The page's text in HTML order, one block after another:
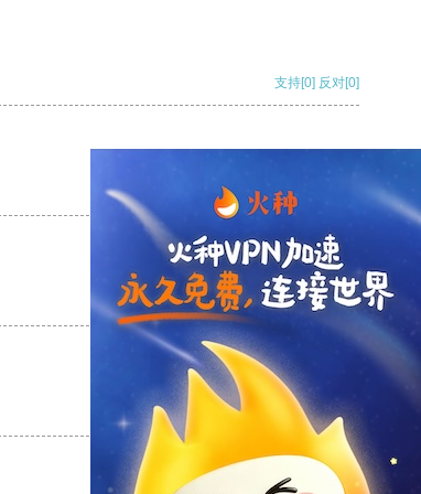
支持[0] 反对[0]
支持
支持[0] 反对[0]
支持[0] 反对[0]